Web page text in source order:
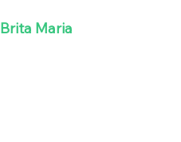
Brita Maria